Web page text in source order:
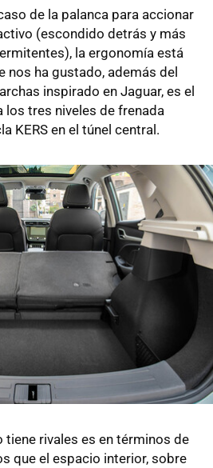
de la palanca para accionar
(escondido detrás y más
la ergonomía está
nos ha gustado, además del
inspirado en Jaguar, es el
los tres niveles de frenada
KERS en el túnel central.
tiene rivales es en términos de
que el espacio interior, sobre